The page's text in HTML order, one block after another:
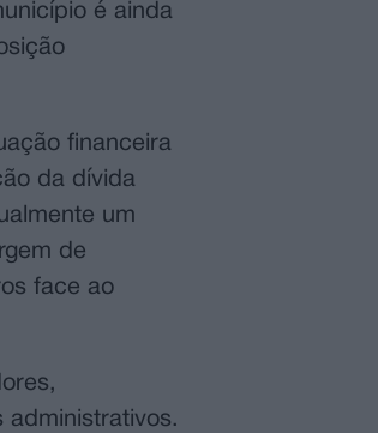
é ainda
financeira
da dívida
um
de
face ao
administrativos.